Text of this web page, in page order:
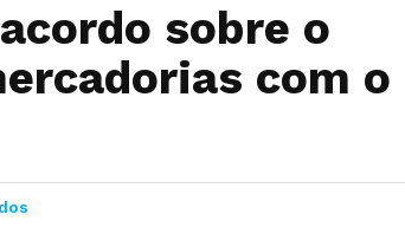
sobre o
com o